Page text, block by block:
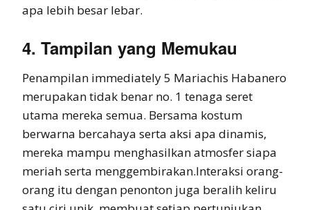
apa lebih besar lebar.
4. Tampilan yang Memukau
Penampilan immediately 5 Mariachis Habanero
merupakan tidak benar no. 1 tenaga seret
utama mereka semua. Bersama kostum
berwarna bercahaya serta aksi apa dinamis,
mereka mampu menghasilkan atmosfer siapa
meriah serta menggembirakan.Interaksi orang-
orang itu dengan penonton juga beralih keliru